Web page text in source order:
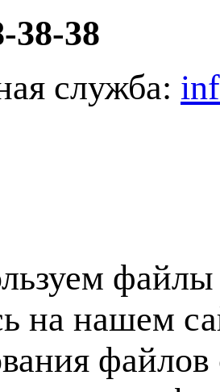
38-38
служба:
файлы
на нашем